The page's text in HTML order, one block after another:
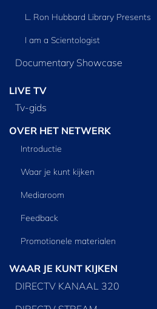
L. Ron Hubbard Library Presents
I am a Scientologist
Documentary Showcase
LIVE TV
Tv‑gids
OVER HET NETWERK
Introductie
Waar je kunt kijken
Mediaroom
Feedback
Promotionele materialen
WAAR JE KUNT KIJKEN
DIRECTV KANAAL 320